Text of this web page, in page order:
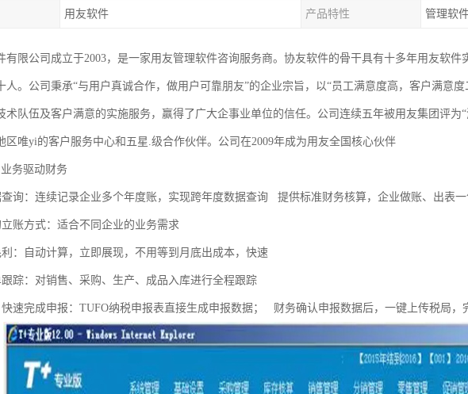
用友软件 产品特性 管理软
有限公司成立于2003，是一家用友管理软件咨询服务商。协友软件的骨干具有十多年用友软
人。公司秉承“与用户真诚合作，做用户可靠朋友”的企业宗旨，以“员工满意度高，客户满意度
术队伍及客户满意的实施服务，赢得了广大企事业单位的信任。公司连续五年被用友集团评为
区唯yi的客户服务中心和五星.级合作伙伴。公司在2009年成为用友全国核心伙伴
务驱动财务
询：连续记录企业多个年度账，实现跨年度数据查询 提供标准财务核算，企业做账、出表
账方式：适合不同企业的业务需求
：自动计算，立即展现，不用等到月底出成本，快速
踪：对销售、采购、生产、成品入库进行全程跟踪
速完成申报：TUFO纳税申报表直接生成申报数据； 财务确认申报数据后，一键上传税局，